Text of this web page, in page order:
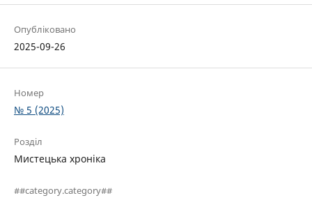
Опубліковано
2025-09-26
Номер
№ 5 (2025)
Розділ
Мистецька хроніка
##category.category##